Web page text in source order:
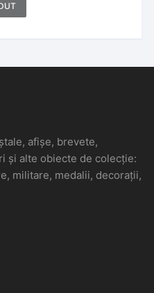
afișe, brevete,
și alte obiecte de colecție:
militare, medalii, decorații,